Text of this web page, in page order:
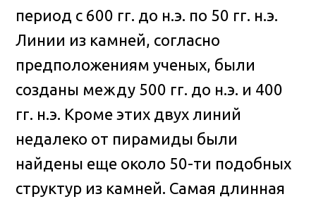
период с 600 гг. до н.э. по 50 гг. н.э.
Линии из камней, согласно
предположениям ученых, были
созданы между 500 гг. до н.э. и 400
гг. н.э. Кроме этих двух линий
недалеко от пирамиды были
найдены еще около 50-ти подобных
структур из камней. Самая длинная